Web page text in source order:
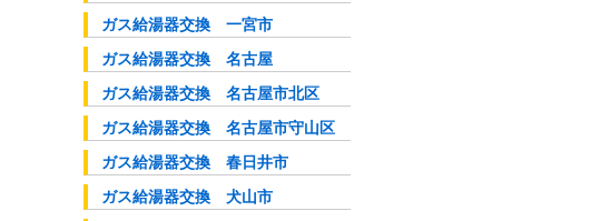
ガス給湯器交換 一宮市
ガス給湯器交換 名古屋
ガス給湯器交換 名古屋市北区
ガス給湯器交換 名古屋市守山区
ガス給湯器交換 春日井市
ガス給湯器交換 犬山市